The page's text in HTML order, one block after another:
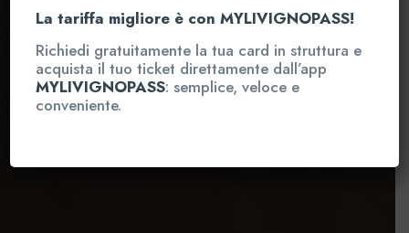
La tariffa migliore è con MYLIVIGNOPASS!
Richiedi gratuitamente la tua card in struttura e
acquista il tuo ticket direttamente dall’app
MYLIVIGNOPASS: semplice, veloce e
conveniente.